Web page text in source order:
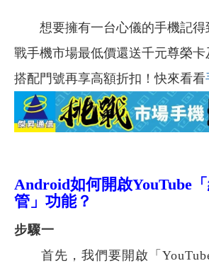
想要擁有一台心儀的手機記得
戰手機市場最低價還送千元尊榮卡
搭配門號再享高額折扣！快來看看
Android如何開啟YouTube
管」功能？
步驟一
首先，我們要開啟「